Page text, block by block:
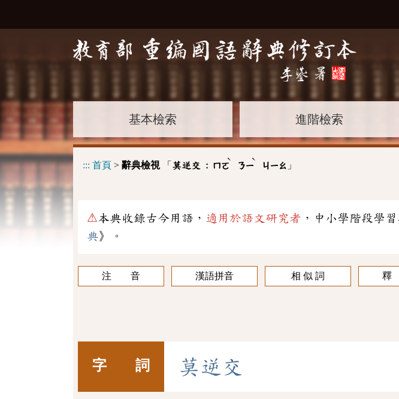
基本檢索 進階檢索
::: 首頁 > 辭典檢視「 莫逆交 : ㄇㄛ
ˋ
ㄋㄧ
ˋ
ㄐㄧㄠ 」
⚠本典收錄古今用語， 適用於語文研究者 ，中小學階段學
典》。
注 音 漢語拼音 相 似 詞
字 詞 莫逆 交